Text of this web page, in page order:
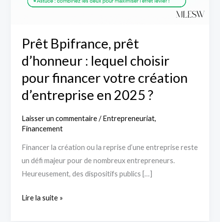
Prêt Bpifrance, prêt
d’honneur : lequel choisir
pour financer votre création
d’entreprise en 2025 ?
Laisser un commentaire/Entrepreneuriat,
Financement
Financer la création ou la reprise d’une entreprise reste
un défi majeur pour de nombreux entrepreneurs.
Heureusement, des dispositifs publics […]
financer
d’entreprise
en
?
Lire la suite »